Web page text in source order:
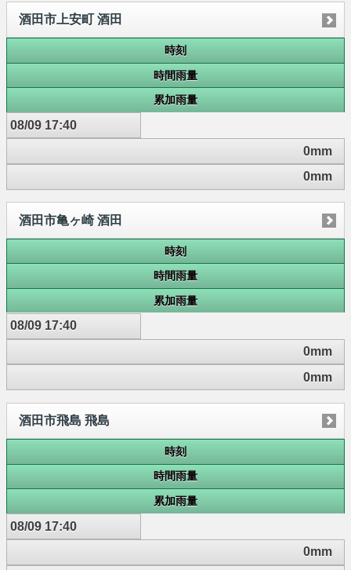
酒田市上安町 酒田
時刻
時間雨量
累加雨量
08/09 17:40
0mm
0mm
酒田市亀ヶ崎 酒田
時刻
時間雨量
累加雨量
08/09 17:40
0mm
0mm
酒田市飛島 飛島
時刻
時間雨量
累加雨量
08/09 17:40
0mm